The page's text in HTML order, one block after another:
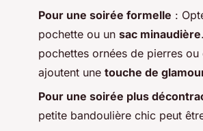
Pour une soirée formelle :
pochette ou un sac minaudière
pochettes ornées de pierres ou
ajoutent une touche de
Pour une soirée plus
petite bandoulière chic peut